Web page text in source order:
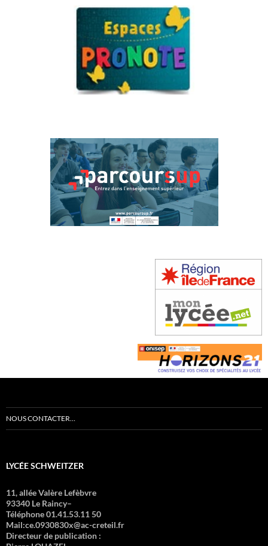
NOUS CONTACTER…
LYCÉE SCHWEITZER
11, allée Valère Lefèbvre
93340 Le Raincy–
Téléphone 01.41.53.11 50
Mail:ce.0930830x@ac-creteil.fr
Directeur de publication :